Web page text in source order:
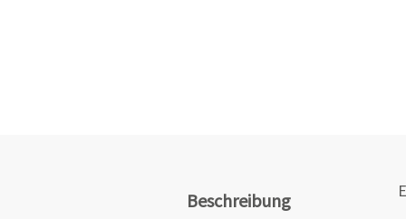
Beschreibung